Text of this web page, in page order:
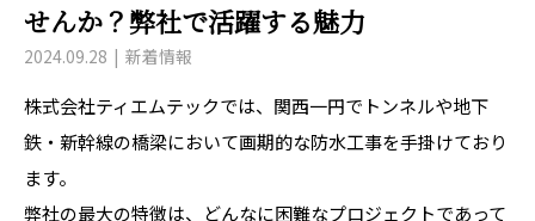
せんか？弊社で活躍する魅力
2024.09.28 新着情報
株式会社ティエムテックでは、関西一円でトンネルや地下
鉄・新幹線の橋梁において画期的な防水工事を手掛けており
ます。
弊社の最大の特徴は、どんなに困難なプロジェクトであって